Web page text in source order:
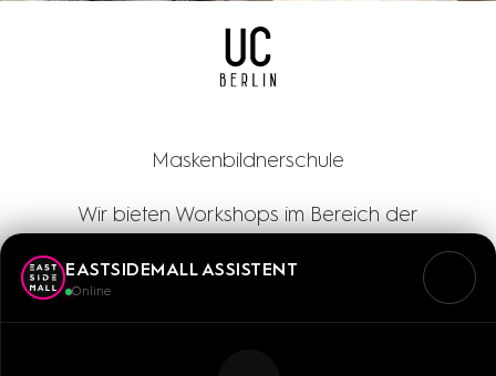
EASTSIDEMALL ASSISTENT
Online
Maskenbildnerschule
Wir bieten Workshops im Bereich der
Fotoshootings als ganz besonderes Geschenk.